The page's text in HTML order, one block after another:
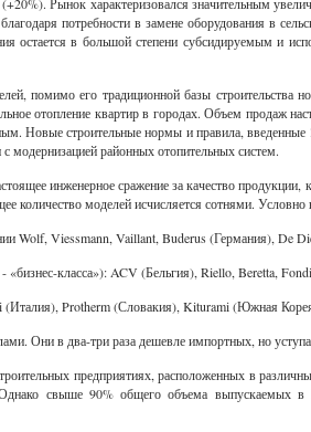
потребности в замене оборудования в
остается в большой степени субсидируемым и
помимо его традиционной базы
отопление квартир в городах. Объем продаж
Новые строительные нормы и правила, введенные
модернизацией районных отопительных систем.
инженерное сражение за качество
количество моделей исчисляется сотнями.
Wolf, Viessmann, Vaillant, Buderus (Германия), De
класса»): ACV (Бельгия), Riello, Beretta,
(Италия), Protherm (Словакия), Kiturami (Южная
Они в два-три раза дешевле импортных, но
предприятиях, расположенных в
свыше 90% общего объема выпускаемых